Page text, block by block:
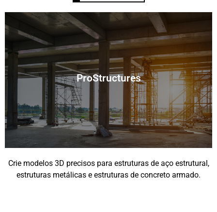
ProStructures
Crie modelos 3D precisos para estruturas de aço estrutural,
estruturas metálicas e estruturas de concreto armado.